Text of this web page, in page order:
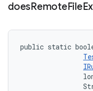
doesRemoteFile
public static